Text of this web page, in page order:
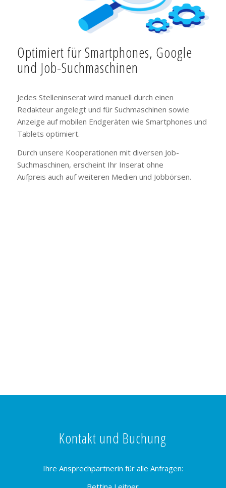
Optimiert für Smartphones, Google
und Job-Suchmaschinen
Jedes Stelleninserat wird manuell durch einen
Redakteur angelegt und für Suchmaschinen sowie
Anzeige auf mobilen Endgeräten wie Smartphones und
Tablets optimiert.
Durch unsere Kooperationen mit diversen Job-
Suchmaschinen, erscheint Ihr Inserat ohne
Aufpreis auch auf weiteren Medien und Jobbörsen.
Kontakt und Buchung
Ihre Ansprechpartnerin für alle Anfragen: